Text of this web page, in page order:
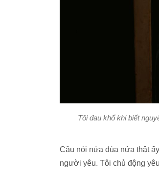
Tôi đau khổ khi biết
Câu nói nửa đùa nửa thật
người yêu. Tôi chủ động